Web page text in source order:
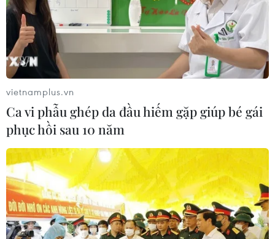
quân sang Nga
Mỹ "bỏ rơi" EU trong vấn đề hạt nhân Iran
Đàm phán thương mại Mỹ-Ấn Độ rơi vào bế tắc
Thổ Nhĩ Kỳ ủng hộ mục tiêu chi 5% cho quốc
phòng của NATO
Chính quyền Trump muốn cắt giảm điều tra tội
ác chiến tranh tại Myanmar, Syria, Ukraine./.
Việt Anh
(Vietnam+)
vietnamplus.vn
Ca vi phẫu ghép da đầu hiếm gặp giúp bé gái
phục hồi sau 10 năm